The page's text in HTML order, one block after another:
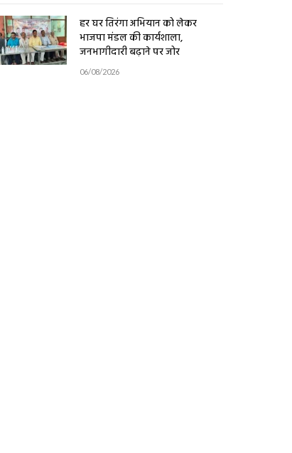
हर घर तिरंगा अभियान को लेकर
भाजपा मंडल की कार्यशाला,
जनभागीदारी बढ़ाने पर जोर
06/08/2026